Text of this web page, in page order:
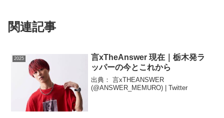
関連記事
2025
言xTheAnswer 現在｜栃木発ラ
ッパーの今とこれから
出典： 言xTHEANSWER
(@ANSWER_MEMURO) | Twitter